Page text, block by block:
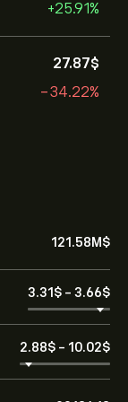
+25.91%
27.87‎$‎
-34.22%
121.58M‎$‎
3.31‎$‎ - 3.66‎$‎
2.88‎$‎ - 10.02‎$‎